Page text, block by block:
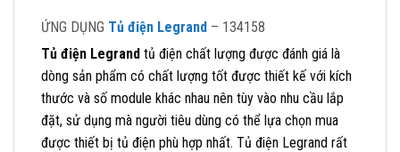
ỨNG DỤNG Tủ điện Legrand – 134158
Tủ điện Legrand tủ điện chất lượng được đánh giá là
dòng sản phẩm có chất lượng tốt được thiết kế với kích
thước và số module khác nhau nên tùy vào nhu cầu lắp
đặt, sử dụng mà người tiêu dùng có thể lựa chọn mua
được thiết bị tủ điện phù hợp nhất. Tủ điện Legrand rất